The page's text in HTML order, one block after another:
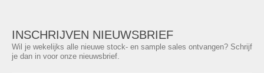
INSCHRIJVEN NIEUWSBRIEF
Wil je wekelijks alle nieuwe stock- en sample sales ontvangen? Schrijf
je dan in voor onze nieuwsbrief.